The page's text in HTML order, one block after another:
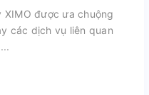
được ưa chuộng
các dịch vụ liên quan